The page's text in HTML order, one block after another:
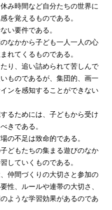
み時間など自分たちの世界に
を覚えるものである。
い要件である。
なかから子ども一人一人の心
れてくるものである。
り、追い詰められて苦しんで
ものであるが、集団的、画一
ンを感知することができない
るためには、子どもから受け
きである。
の不足は致命的である。
どもたちの集まる遊びのなか
していくものである。
仲間づくりの大切さと参加の
性、ルールや連帯の大切さ、
ような学習効果があるのであ